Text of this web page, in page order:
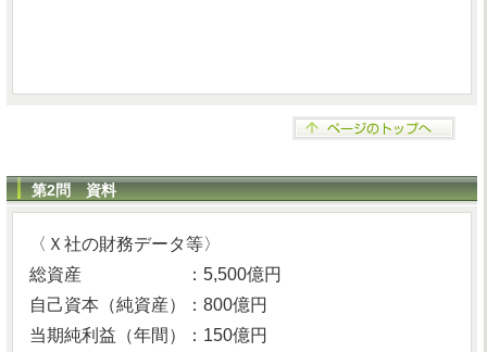
第2問 資料
〈Ｘ社の財務データ等〉
総資産 ：5,500億円
自己資本（純資産）：800億円
当期純利益（年間）：150億円